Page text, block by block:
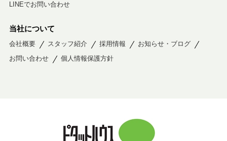
LINEでお問い合わせ
当社について
会社概要 スタッフ紹介 採用情報
お知らせ・ブログ
お問い合わせ
個人情報保護方針